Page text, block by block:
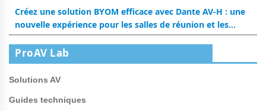
Créez une solution BYOM efficace avec Dante AV-H : une
nouvelle expérience pour les salles de réunion et les
salles de classe
ProAV Lab
Solutions AV
Guides techniques